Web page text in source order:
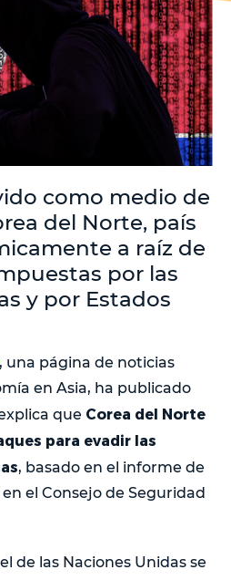
como medio de
del Norte, país
a raíz de
por las
y por Estados
, una página de noticias
en Asia, ha publicado
que Corea del Norte
para evadir las
, basado en el informe de
el Consejo de Seguridad
de las Naciones Unidas se